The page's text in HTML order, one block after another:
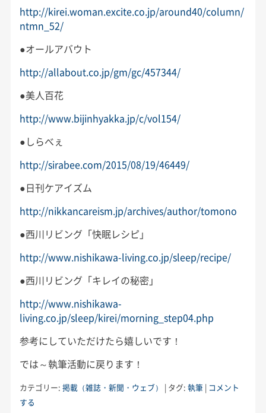
http://kirei.woman.excite.co.jp/around40/column/
ntmn_52/
●オールアバウト
http://allabout.co.jp/gm/gc/457344/
●美人百花
http://www.bijinhyakka.jp/c/vol154/
●しらべぇ
http://sirabee.com/2015/08/19/46449/
●日刊ケアイズム
http://nikkancareism.jp/archives/author/tomono
●西川リビング「快眠レシピ」
http://www.nishikawa-living.co.jp/sleep/recipe/
●西川リビング「キレイの秘密」
http://www.nishikawa-
living.co.jp/sleep/kirei/morning_step04.php
参考にしていただけたら嬉しいです！
では～執筆活動に戻ります！
カテゴリー: 掲載（雑誌・新聞・ウェブ） | タグ: 執筆 | コメント
する